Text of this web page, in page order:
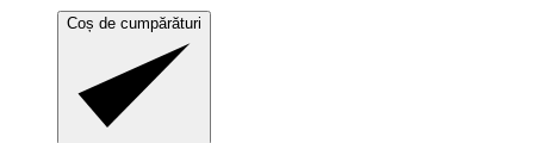
Coș de cumpărături